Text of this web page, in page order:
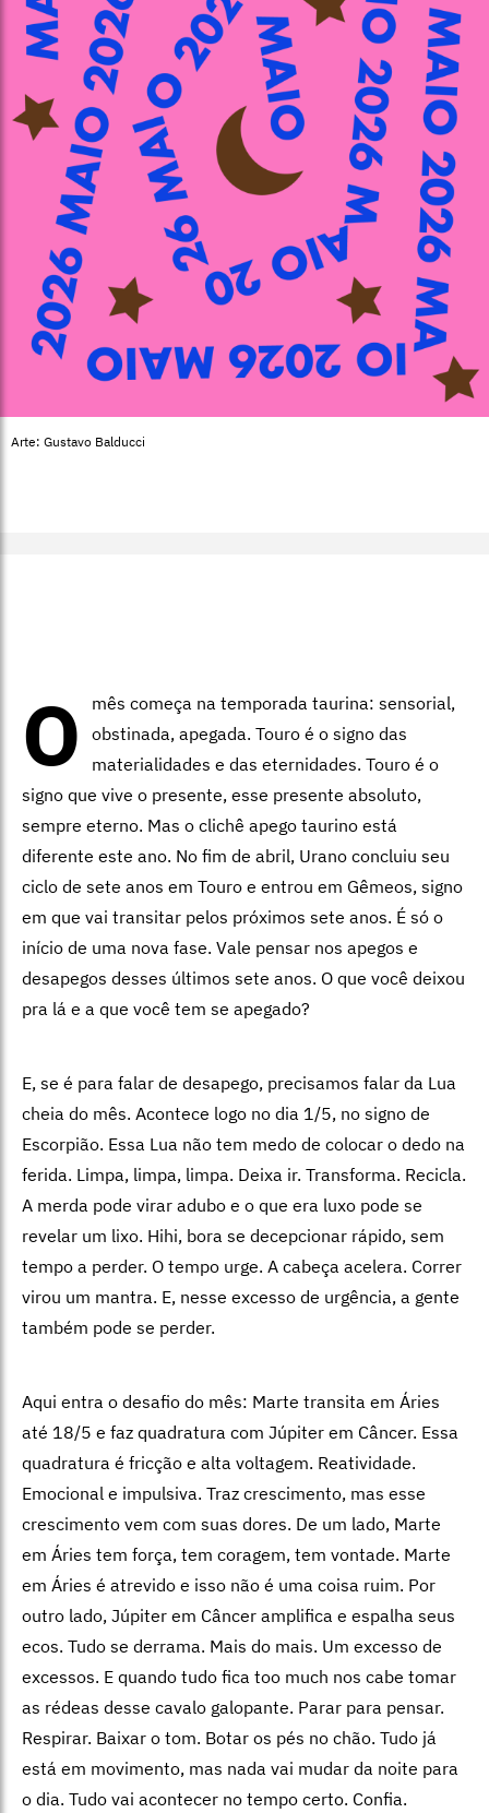
Arte: Gustavo Balducci
O
mês começa na temporada taurina: sensorial,
obstinada, apegada. Touro é o signo das
materialidades e das eternidades. Touro é o
signo que vive o presente, esse presente absoluto,
sempre eterno. Mas o clichê apego taurino está
diferente este ano. No fim de abril, Urano concluiu seu
ciclo de sete anos em Touro e entrou em Gêmeos, signo
em que vai transitar pelos próximos sete anos. É só o
início de uma nova fase. Vale pensar nos apegos e
desapegos desses últimos sete anos. O que você deixou
pra lá e a que você tem se apegado?
E, se é para falar de desapego, precisamos falar da Lua
cheia do mês. Acontece logo no dia 1/5, no signo de
Escorpião. Essa Lua não tem medo de colocar o dedo na
ferida. Limpa, limpa, limpa. Deixa ir. Transforma. Recicla.
A merda pode virar adubo e o que era luxo pode se
revelar um lixo. Hihi, bora se decepcionar rápido, sem
tempo a perder. O tempo urge. A cabeça acelera. Correr
virou um mantra. E, nesse excesso de urgência, a gente
também pode se perder.
Aqui entra o desafio do mês: Marte transita em Áries
até 18/5 e faz quadratura com Júpiter em Câncer. Essa
quadratura é fricção e alta voltagem. Reatividade.
Emocional e impulsiva. Traz crescimento, mas esse
crescimento vem com suas dores. De um lado, Marte
em Áries tem força, tem coragem, tem vontade. Marte
em Áries é atrevido e isso não é uma coisa ruim. Por
outro lado, Júpiter em Câncer amplifica e espalha seus
ecos. Tudo se derrama. Mais do mais. Um excesso de
excessos. E quando tudo fica too much nos cabe tomar
as rédeas desse cavalo galopante. Parar para pensar.
Respirar. Baixar o tom. Botar os pés no chão. Tudo já
está em movimento, mas nada vai mudar da noite para
o dia. Tudo vai acontecer no tempo certo. Confia.